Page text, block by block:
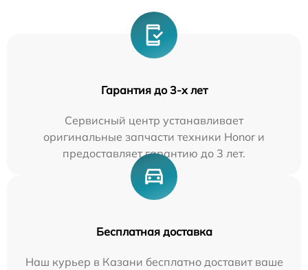
Гарантия до 3-х лет
Сервисный центр устанавливает
оригинальные запчасти техники Honor и
предоставляет гарантию до 3 лет.
Бесплатная доставка
Наш курьер в Казани бесплатно доставит ваше